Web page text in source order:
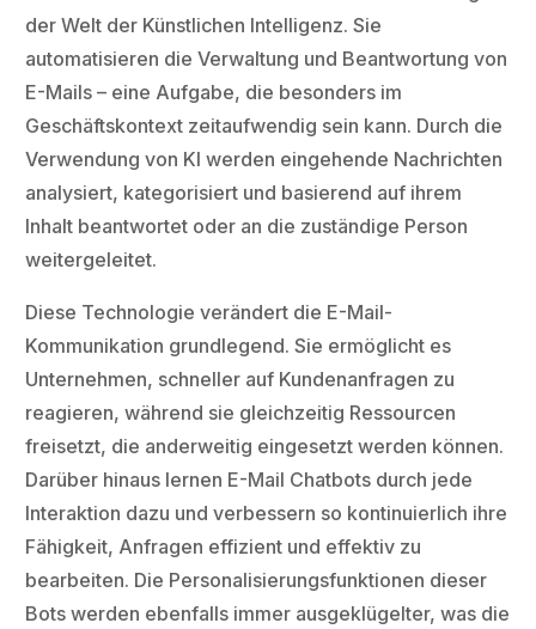
der Welt der Künstlichen Intelligenz. Sie
automatisieren die Verwaltung und Beantwortung von
E-Mails – eine Aufgabe, die besonders im
Geschäftskontext zeitaufwendig sein kann. Durch die
Verwendung von KI werden eingehende Nachrichten
analysiert, kategorisiert und basierend auf ihrem
Inhalt beantwortet oder an die zuständige Person
weitergeleitet.
Diese Technologie verändert die E-Mail-
Kommunikation grundlegend. Sie ermöglicht es
Unternehmen, schneller auf Kundenanfragen zu
reagieren, während sie gleichzeitig Ressourcen
freisetzt, die anderweitig eingesetzt werden können.
Darüber hinaus lernen E-Mail Chatbots durch jede
Interaktion dazu und verbessern so kontinuierlich ihre
Fähigkeit, Anfragen effizient und effektiv zu
bearbeiten. Die Personalisierungsfunktionen dieser
Bots werden ebenfalls immer ausgeklügelter, was die